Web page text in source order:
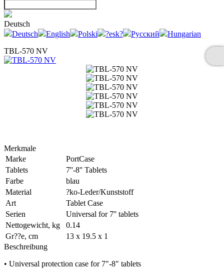
Deutsch
Deutsch
English Polski ?esk? Русский
Hungarian
TBL-570 NV
Merkmale
Marke
PortCase
Tablets
7''-8'' Tablets
Farbe
blau
Material
?ko-Leder/Kunststoff
Art
Tablet Case
Serien
Universal for 7'' tablets
Nettogewicht, kg
0.14
Gr??e, cm
13 х 19.5 х 1
Beschreibung
• Universal protection case for 7"-8" tablets